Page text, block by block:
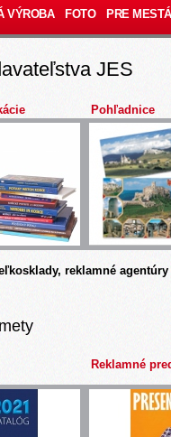
VÝROBA FOTO PRE
JES
Pohľadnice
reklamné
Reklamné